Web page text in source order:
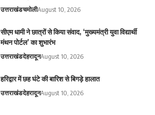
उत्तराखंडचमोलीAugust 10, 2026
सीएम धामी ने छात्रों से किया संवाद, ‘मुख्यमंत्री युवा विद्यार्थी
मंथन पोर्टल’ का शुभारंभ
उत्तराखंडदेहरादूनAugust 10, 2026
हरिद्वार में छह घंटे की बारिश से बिगड़े हालात
उत्तराखंडदेहरादूनAugust 10, 2026